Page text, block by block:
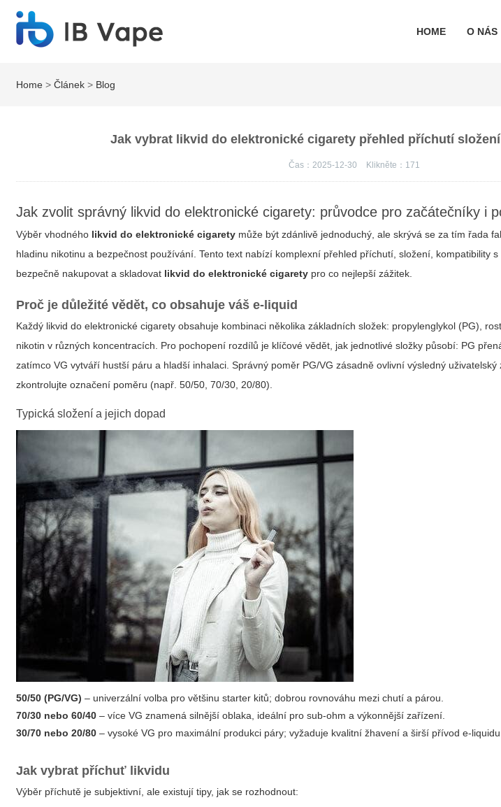
HOME O NÁS
Home >Článek > Blog
Jak vybrat likvid do elektronické cigarety přehled příchutí
Čas：2025-12-30 Klikněte： 171
Jak zvolit správný likvid do elektronické cigarety: průvodce pro začátečníky i
Výběr vhodného likvid do elektronické cigarety může být zdánlivě jednoduchý, ale skrývá se za tím řada
hladinu nikotinu a bezpečnost používání. Tento text nabízí komplexní přehled příchutí, složení, kompatibility
bezpečně nakupovat a skladovat likvid do elektronické cigarety pro co nejlepší zážitek.
Proč je důležité vědět, co obsahuje váš e-liquid
Každý likvid do elektronické cigarety obsahuje kombinaci několika základních složek: propylenglykol (PG),
nikotin v různých koncentracích. Pro pochopení rozdílů je klíčové vědět, jak jednotlivé složky působí: PG
zatímco VG vytváří hustší páru a hladší inhalaci. Správný poměr PG/VG zásadně ovlivní výsledný
zkontrolujte označení poměru (např. 50/50, 70/30, 20/80).
Typická složení a jejich dopad
50/50 (PG/VG) – univerzální volba pro většinu starter kitů; dobrou rovnováhu mezi chutí a párou.
70/30 nebo 60/40 – více VG znamená silnější oblaka, ideální pro sub-ohm a výkonnější zařízení.
30/70 nebo 20/80 – vysoké VG pro maximální produkci páry; vyžaduje kvalitní žhavení a širší přívod e-liquidu.
Jak vybrat příchuť likvidu
Výběr příchutě je subjektivní, ale existují tipy, jak se rozhodnout: